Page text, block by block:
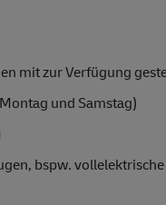
mit zur Verfügung
und Samstag)
bspw.